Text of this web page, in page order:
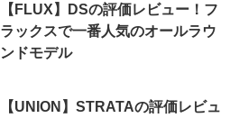
【FLUX】DSの評価レビュー！フ
ラックスで一番人気のオールラウ
ンドモデル
【UNION】STRATAの評価レビュ